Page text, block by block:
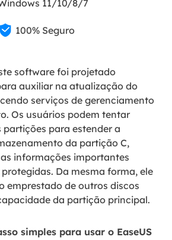
11/10/8/7
 100% Seguro
software foi projetado
auxiliar na atualização do
serviços de gerenciamento
Os usuários podem tentar
para estender a
da partição C,
informações importantes
Da mesma forma, ele
emprestado de outros discos
da partição principal.
simples para usar o EaseUS